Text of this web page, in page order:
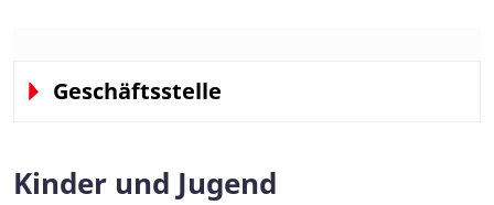
Geschäftsstelle
Kinder und Jugend